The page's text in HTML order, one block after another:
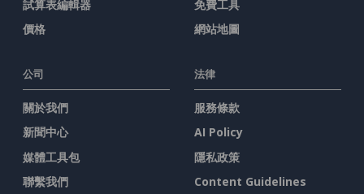
試算表編輯器
價格
免費工具
網站地圖
公司
關於我們
新聞中心
媒體工具包
聯繫我們
法律
服務條款
AI Policy
隱私政策
Content Guidelines